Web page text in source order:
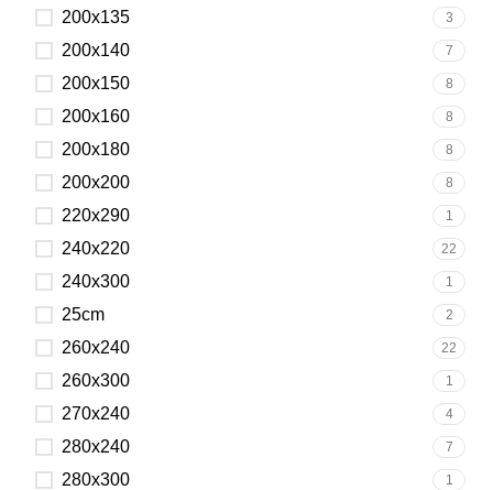
200x135 3
200x140 7
200x150 8
200x160 8
200x180 8
200x200 8
220x290 1
240x220 22
240x300 1
25cm 2
260x240 22
260x300 1
270x240 4
280x240 7
280x300 1